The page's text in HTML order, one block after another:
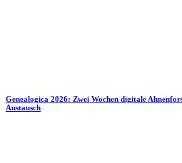
Genealogica 2026: Zwei Wochen digitale
Austausch